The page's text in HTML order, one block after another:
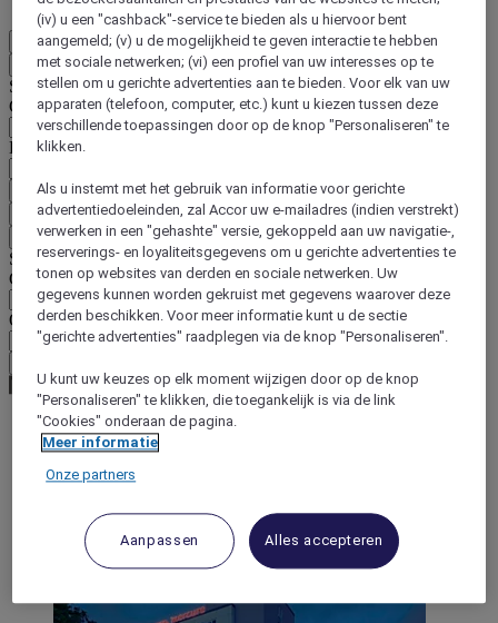
Terug
Selecteer hieronder uw land en taal
Geografische zone
Land/regio-taal
Bevestig mijn land en taal
EUR (€)
Terug
Selecteer hieronder uw valuta
Geografische zone
Offerte
World
Europe
Bavaria
Nuremberg
(iv) u een "cashback"-service te bieden als u hiervoor bent
aangemeld; (v) u de mogelijkheid te geven interactie te hebben
met sociale netwerken; (vi) een profiel van uw interesses op te
stellen om u gerichte advertenties aan te bieden. Voor elk van uw
apparaten (telefoon, computer, etc.) kunt u kiezen tussen deze
verschillende toepassingen door op de knop "Personaliseren" te
klikken.
Als u instemt met het gebruik van informatie voor gerichte
advertentiedoeleinden, zal Accor uw e-mailadres (indien verstrekt)
verwerken in een "gehashte" versie, gekoppeld aan uw navigatie-,
reserverings- en loyaliteitsgegevens om u gerichte advertenties te
tonen op websites van derden en sociale netwerken. Uw
gegevens kunnen worden gekruist met gegevens waarover deze
derden beschikken. Voor meer informatie kunt u de sectie
"gerichte advertenties" raadplegen via de knop "Personaliseren".
U kunt uw keuzes op elk moment wijzigen door op de knop
"Personaliseren" te klikken, die toegankelijk is via de link
"Cookies" onderaan de pagina.
Meer informatie
Onze partners
Aanpassen Alles accepteren